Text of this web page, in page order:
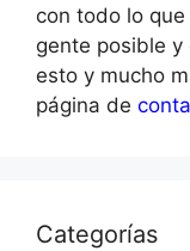
con todo lo
gente posible
esto y mucho
página de
Categorías